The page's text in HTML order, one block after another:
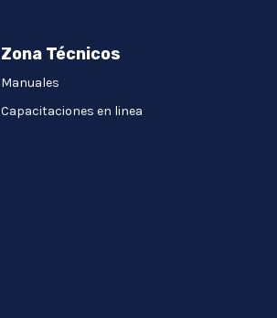
Zona Técnicos
Manuales
Capacitaciones en linea